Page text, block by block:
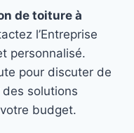
de toiture à
l’Entreprise
personnalisé.
pour discuter de
solutions
budget.